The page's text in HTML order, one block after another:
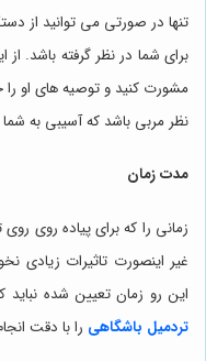
تنها در صورتی می توانید از
برای شما در نظر گرفته باشد.
مشورت کنید و توصیه های او را
نظر مربی باشد که آسیبی به
مدت زمان
زمانی را که برای پیاده روی
غیر اینصورت تاثیرات
این رو زمان تعیین شده نباید
تردمیل باشگاهی را با دقت